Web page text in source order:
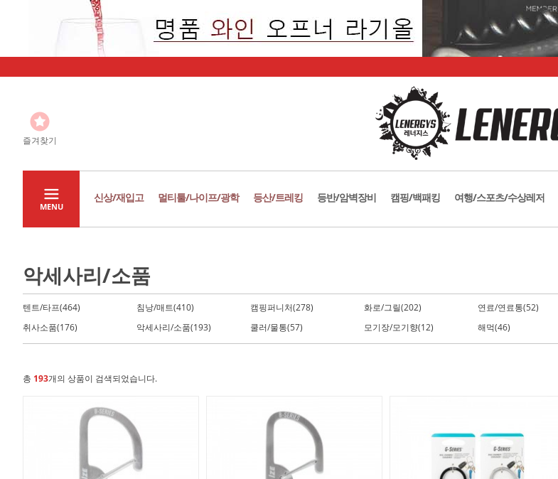
즐겨찾기
MENU
신상/재입고 멀티툴/나이프/광학 등산/트레킹 등반/암벽장비 캠핑/백패킹 여행/스포츠/수상레저
악세사리/소품
텐트/타프(464) 침낭/매트(410) 캠핑퍼니처(278) 화로/그릴(202) 연료/연료통(52)
취사소품(176)
악세사리/소품(193) 쿨러/물통(57) 모기장/모기향(12) 해먹(46)
총 193개의 상품이 검색되었습니다.